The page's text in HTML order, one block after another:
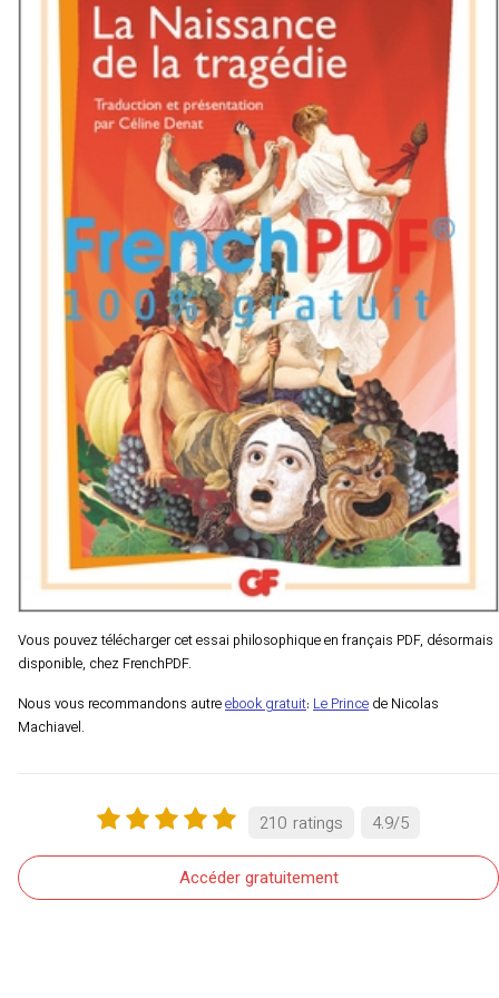
Vous pouvez télécharger cet essai philosophique en français PDF, désormais
disponible, chez FrenchPDF.
Nous vous recommandons autreebook gratuit: Le Prince de Nicolas
Machiavel.
Accéder gratuitement
4.9/5
210 ratings